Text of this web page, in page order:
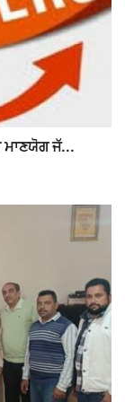
ਮਾਣਯੋਗ ਜੱ...